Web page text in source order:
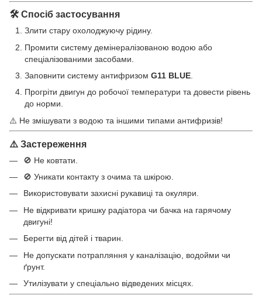
🛠️ Спосіб застосування
Злити стару охолоджуючу рідину.
Промити систему демінералізованою водою або
спеціалізованими засобами.
Заповнити систему антифризом G11 BLUE
Прогріти двигун до робочої температури та довести рівень
до норми.
⚠️ Не змішувати з водою та іншими типами антифризів!
⚠️ Заcтереження
🚫 Не ковтати.
🚫 Уникати контакту з очима та шкірою.
Використовувати захисні рукавиці та окуляри.
Не відкривати кришку радіатора чи бачка на гарячому
двигуні!
Берегти від дітей і тварин.
Не допускати потрапляння у каналізацію, водойми чи
ґрунт.
Утилізувати у спеціально відведених місцях.